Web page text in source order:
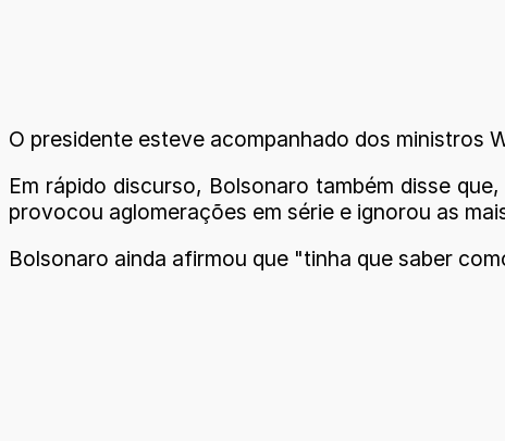
O presidente esteve acompanhado dos ministros
Em rápido discurso, Bolsonaro também disse
provocou aglomerações em série e ignorou as
Bolsonaro ainda afirmou que "tinha que saber